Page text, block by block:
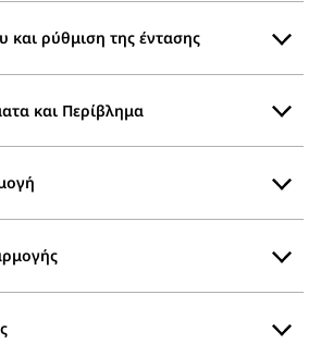
και ρύθμιση της έντασης
και Περίβλημα